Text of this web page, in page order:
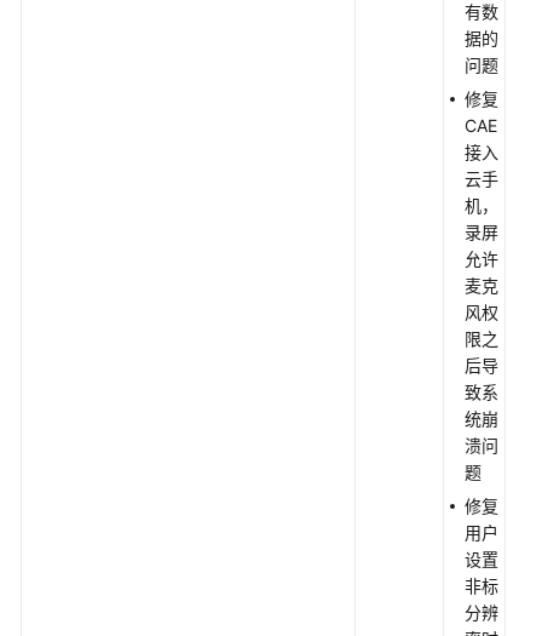
有数
据的
问题
修复
CAE
接入
云手
机，
录屏
允许
麦克
风权
限之
后导
致系
统崩
溃问
题
修复
用户
设置
非标
分辨